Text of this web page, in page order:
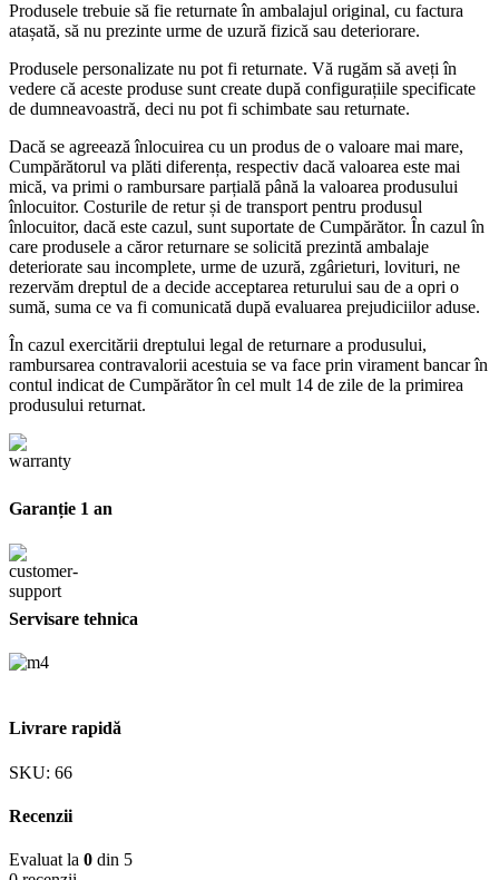
Produsele trebuie să fie returnate în ambalajul original, cu factura
atașată, să nu prezinte urme de uzură fizică sau deteriorare.
Produsele personalizate nu pot fi returnate. Vă rugăm să aveți în
vedere că aceste produse sunt create după configurațiile specificate
de dumneavoastră, deci nu pot fi schimbate sau returnate.
Dacă se agreează înlocuirea cu un produs de o valoare mai mare,
Cumpărătorul va plăti diferența, respectiv dacă valoarea este mai
mică, va primi o rambursare parțială până la valoarea produsului
înlocuitor. Costurile de retur și de transport pentru produsul
înlocuitor, dacă este cazul, sunt suportate de Cumpărător. În cazul în
care produsele a căror returnare se solicită prezintă ambalaje
deteriorate sau incomplete, urme de uzură, zgârieturi, lovituri, ne
rezervăm dreptul de a decide acceptarea returului sau de a opri o
sumă, suma ce va fi comunicată după evaluarea prejudiciilor aduse.
În cazul exercitării dreptului legal de returnare a produsului,
rambursarea contravalorii acestuia se va face prin virament bancar în
contul indicat de Cumpărător în cel mult 14 de zile de la primirea
produsului returnat.
Garanție 1 an
Servisare tehnica
Livrare rapidă
SKU: 66
Recenzii
Evaluat la 0 din 5